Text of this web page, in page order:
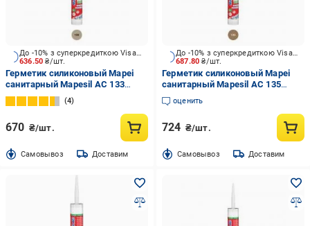
636.50₴/шт.
До -10% з суперкредиткою Visa Вигода
Герметик силиконовый Mapei
санитарный Mapesil AC 133
песочный песочный 310 мл
4
670 ₴/шт.
Cамовывоз Доставим
687.80₴/шт.
До -10% з суперкредиткою Visa Вигода
Герметик силиконовый Mapei
санитарный Mapesil AC 135
золотая пыль золотая пыль 310
мл
оценить
724 ₴/шт.
Cамовывоз Доставим